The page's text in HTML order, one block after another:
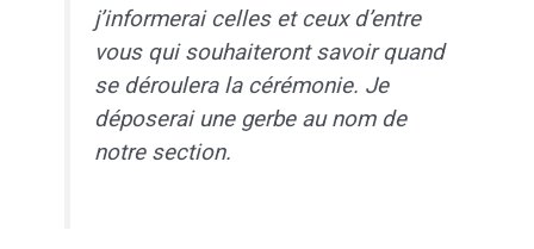
j’informerai celles et ceux d’entre
vous qui souhaiteront savoir quand
se déroulera la cérémonie. Je
déposerai une gerbe au nom de
notre section.